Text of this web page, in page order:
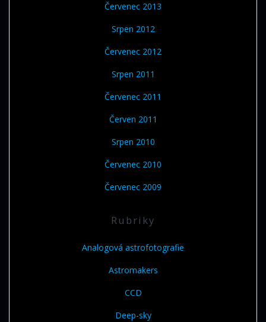
Červenec 2013
Srpen 2012
Červenec 2012
Srpen 2011
Červenec 2011
Červen 2011
Srpen 2010
Červenec 2010
Červenec 2009
Rubriky
Analogová astrofotografie
Astromakers
CCD
Deep-sky